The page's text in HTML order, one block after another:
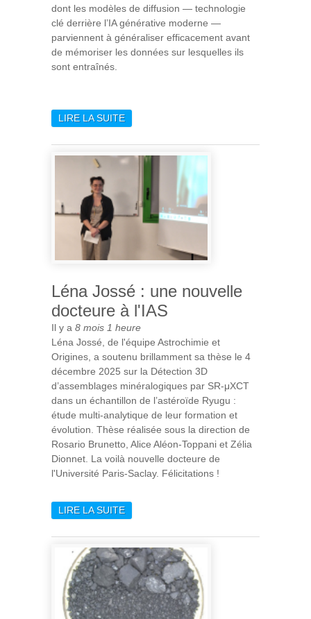
dont les modèles de diffusion — technologie
clé derrière l’IA générative moderne —
parviennent à généraliser efficacement avant
de mémoriser les données sur lesquelles ils
sont entraînés.
LIRE LA SUITEDE UNE PERCÉE
POURQUOI L’IA GÉNÉRATIVE
APPREND SI BIEN
Léna Jossé : une nouvelle
docteure à l'IAS
Il y a 8 mois 1 heure
Léna Jossé, de l'équipe Astrochimie et
Origines, a soutenu brillamment sa thèse le 4
décembre 2025 sur la Détection 3D
d’assemblages minéralogiques par SR-μXCT
dans un échantillon de l’astéroïde Ryugu :
étude multi-analytique de leur formation et
évolution. Thèse réalisée sous la direction de
Rosario Brunetto, Alice Aléon-Toppani et Zélia
Dionnet. La voilà nouvelle docteure de
l'Université Paris-Saclay. Félicitations !
LIRE LA SUITEDE LÉNA JOSSÉ : UNE
L'IAS